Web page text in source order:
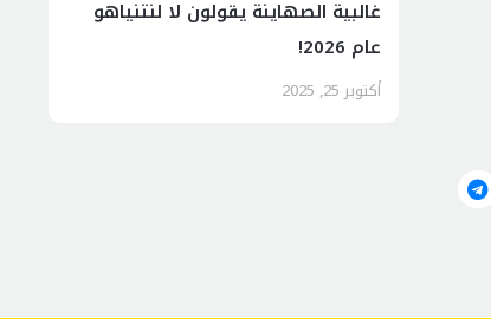
غالبية الصهاينة يقولون لا لنتنياهو
عام 2026!
أكتوبر 25, 2025